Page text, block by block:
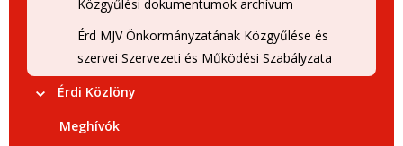
Közgyűlési dokumentumok archívum
Érd MJV Önkormányzatának Közgyűlése és
szervei Szervezeti és Működési Szabályzata
Érdi Közlöny
Meghívók